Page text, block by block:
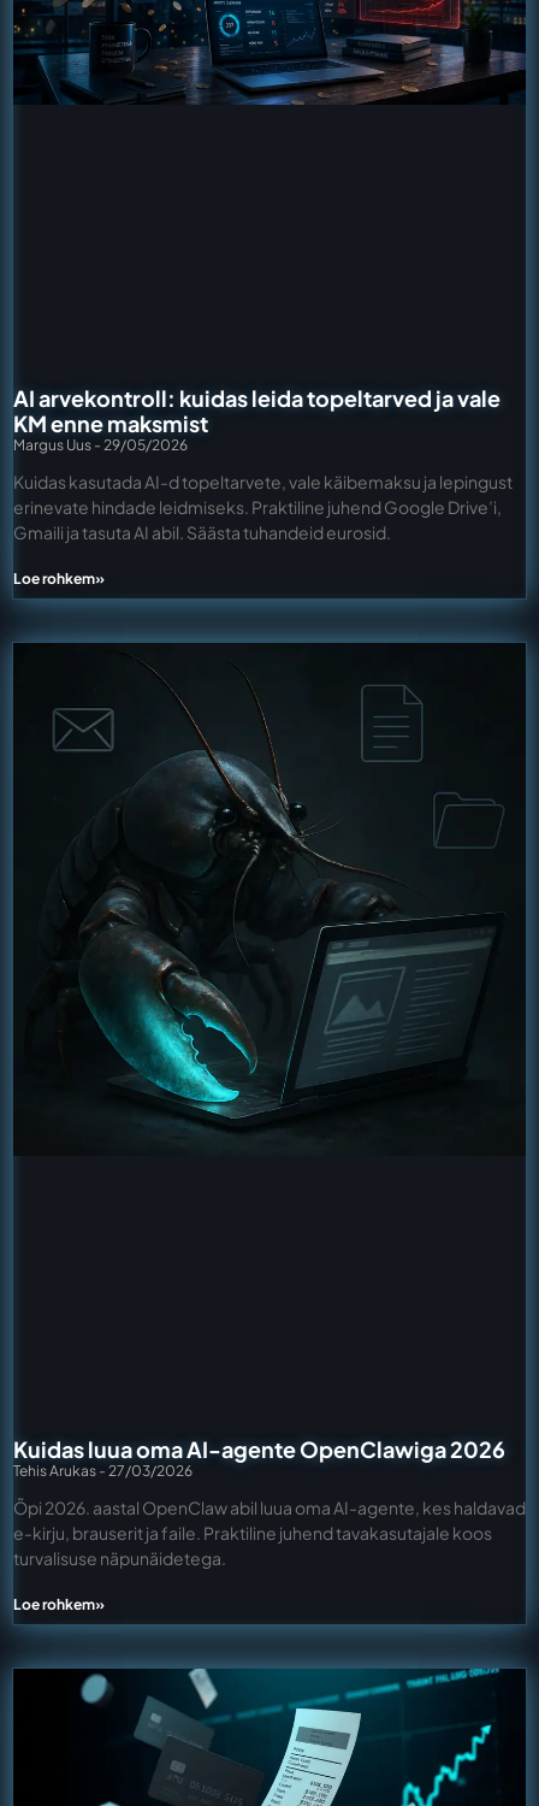
AI arvekontroll: kuidas leida topeltarved ja vale
KM enne maksmist
Margus Uus 29/05/2026
Kuidas kasutada AI-d topeltarvete, vale käibemaksu ja lepingust
erinevate hindade leidmiseks. Praktiline juhend Google Drive’i,
Gmaili ja tasuta AI abil. Säästa tuhandeid eurosid.
Loe rohkem»
Kuidas luua oma AI-agente OpenClawiga 2026
Tehis Arukas 27/03/2026
Õpi 2026. aastal OpenClaw abil luua oma AI-agente, kes haldavad
e-kirju, brauserit ja faile. Praktiline juhend tavakasutajale koos
turvalisuse näpunäidetega.
Loe rohkem»